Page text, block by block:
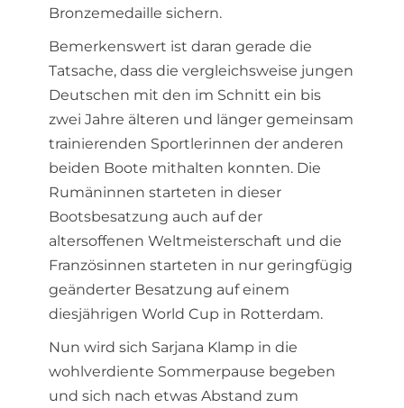
Bronzemedaille sichern.
Bemerkenswert ist daran gerade die
Tatsache, dass die vergleichsweise jungen
Deutschen mit den im Schnitt ein bis
zwei Jahre älteren und länger gemeinsam
trainierenden Sportlerinnen der anderen
beiden Boote mithalten konnten. Die
Rumäninnen starteten in dieser
Bootsbesatzung auch auf der
altersoffenen Weltmeisterschaft und die
Französinnen starteten in nur geringfügig
geänderter Besatzung auf einem
diesjährigen World Cup in Rotterdam.
Nun wird sich Sarjana Klamp in die
wohlverdiente Sommerpause begeben
und sich nach etwas Abstand zum